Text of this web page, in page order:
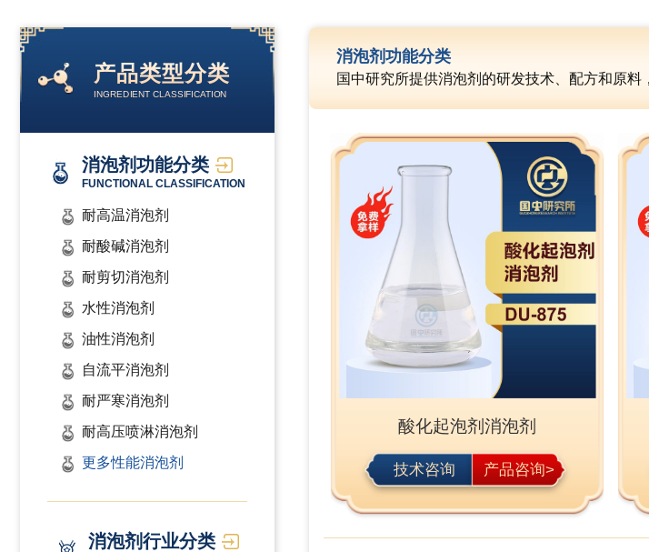
产品类型分类
INGREDIENT CLASSIFICATION
消泡剂功能分类
FUNCTIONAL CLASSIFICATION
耐高温消泡剂
耐酸碱消泡剂
耐剪切消泡剂
水性消泡剂
油性消泡剂
自流平消泡剂
耐严寒消泡剂
耐高压喷淋消泡剂
更多性能消泡剂
消泡剂行业分类
消泡剂功能分类
国中研究所提供消泡剂的研发技术、配方和原
酸化起泡剂消泡剂
技术咨询 产品咨询>